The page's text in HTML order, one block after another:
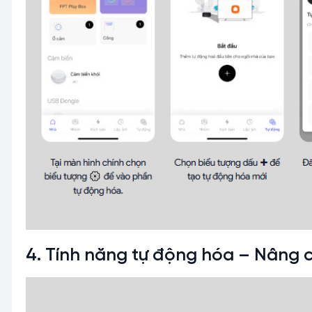
4. Tính năng tự động hóa – Nâng